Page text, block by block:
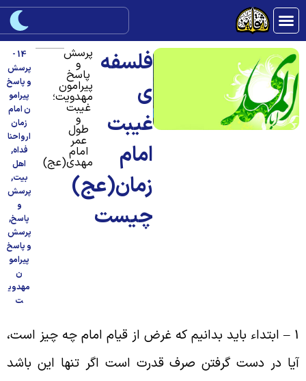
فلسفه
ی
غیبت
امام
زمان(عج)
چیست
پرسش
و
پاسخ
پیرامون
مهدویت؛
غيبت
طول
عمر
امام
مهدى(عج)
14 -
پرسش
و پاسخ
پیرامو
ن امام
زمان
ارواحنا
فداه,
اهل
بیت,
پرسش
پاسخ,
پرسش
و پاسخ
پیرامو
مهدوی
ابتداء باید بدانیم که غرض از قیام امام چه چیز است،
در دست گرفتن صرف قدرت است اگر تنها این باشد